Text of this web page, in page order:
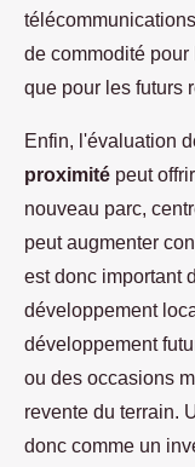
de commodité
que pour les futurs
Enfin, l'évaluation
proximité peut
nouveau parc,
peut augmenter
est donc important
développement
développement
ou des occasions
revente du terrain.
donc comme un